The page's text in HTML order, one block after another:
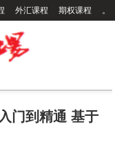
外汇课程 期权课程 。
门到精通 基于